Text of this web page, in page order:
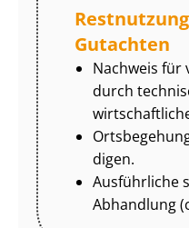
Gutachten
Nachweis für
durch
di­gen.
Ausführliche
Abhandlung